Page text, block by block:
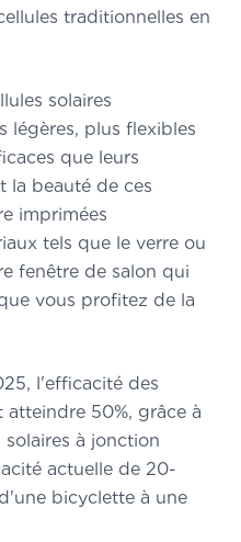
traditionnelles en
solaires
légères, plus flexibles
que leurs
la beauté de ces
imprimées
tels que le verre ou
fenêtre de salon qui
vous profitez de la
l'efficacité des
atteindre 50%, grâce à
à jonction
actuelle de 20-
bicyclette à une